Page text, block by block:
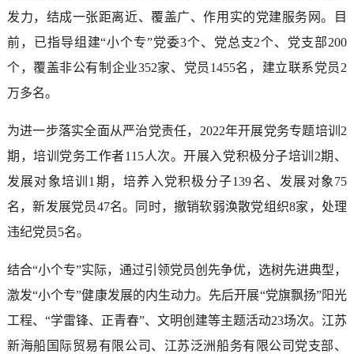
发力，结成一张距离近、覆盖广、作用实的党建服务网。目
前，已指导组建“小个专”党委3个、党总支2个、党支部200
个，覆盖非公有制企业352家、党员1455名，建立联系党员2
万多名。
为进一步落实全面从严治党责任，2022年开展党务专题培训2
期，培训党务工作者115人次。开展入党积极分子培训2期、
发展对象培训1期，培养入党积极分子139名、发展对象75
名，新发展党员47名。同时，撤销软弱涣散党组织8家，处理
违纪党员5名。
结合“小个专”实际，通过引领党员创先争优，选树先进典型，
激发“小个专”健康发展的内生动力。先后开展“党旗飘扬”阳光
工程、“学雷锋、正青春”、文明创建等主题活动23场次。江苏
新海船国际贸易有限公司、江苏泛洲船务有限公司党支部、